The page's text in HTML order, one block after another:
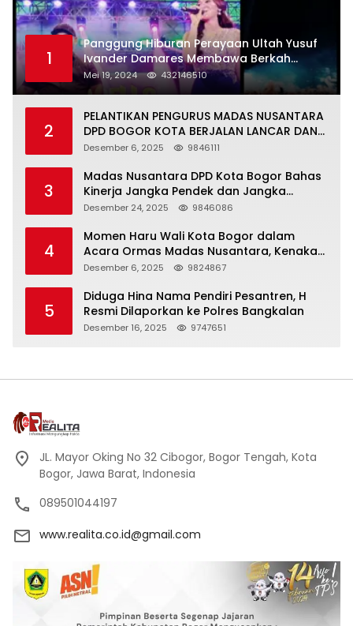
1
Panggung Hiburan Perayaan Ultah Yusuf
Ivander Damares Membawa Berkah
Warga Kejapanan
Mei 19, 2024 432146510
2
PELANTIKAN PENGURUS MADAS NUSANTARA
DPD BOGOR KOTA BERJALAN LANCAR DAN
KHIDMAT
Desember 6, 2025 9846111
3
Madas Nusantara DPD Kota Bogor Bahas
Kinerja Jangka Pendek dan Jangka
Panjang
Desember 24, 2025 9846086
4
Momen Haru Wali Kota Bogor dalam
Acara Ormas Madas Nusantara, Kenakan
Peci Hitam Tinggi sebagai Simbol
Desember 6, 2025 9824867
5
Diduga Hina Nama Pendiri Pesantren, H
Resmi Dilaporkan ke Polres Bangkalan
Desember 16, 2025 9747651
JL. Mayor Oking No 32 Cibogor, Bogor Tengah, Kota
Bogor, Jawa Barat, Indonesia
089501044197
www.realita.co.id@gmail.com